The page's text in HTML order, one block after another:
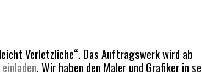
Verletzliche“. Das Auftragswerk wird ab
. Wir haben den Maler und Grafiker in